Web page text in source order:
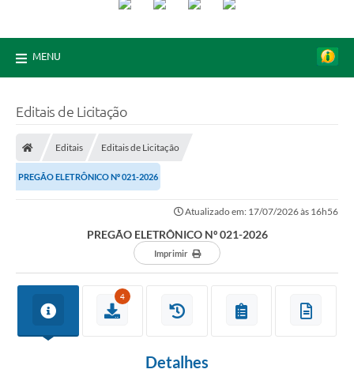
MENU
Editais de Licitação
Editais Editais de Licitação
PREGÃO ELETRÔNICO Nº 021-2026
Atualizado em: 17/07/2026 às 16h56
PREGÃO ELETRÔNICO Nº 021-2026
Imprimir
4
Detalhes